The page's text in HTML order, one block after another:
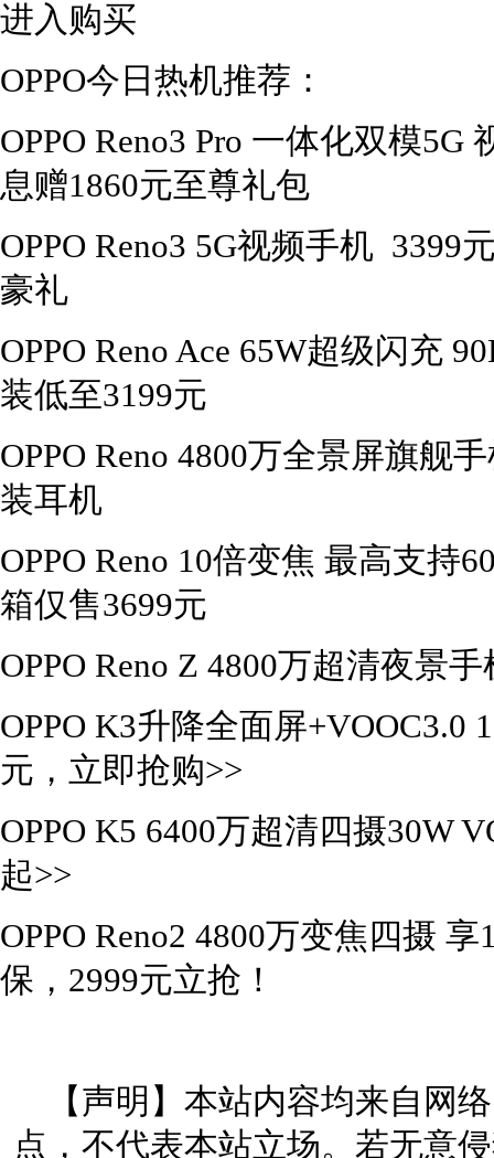
进入购买
OPPO今日热机推荐：
OPPO Reno3 Pro 一体化双模
息赠1860元至尊礼包
OPPO Reno3 5G视频手机 3399
豪礼
OPPO Reno Ace 65W超级闪充
装低至3199元
OPPO Reno 4800万全景屏旗舰
装耳机
OPPO Reno 10倍变焦 最高支持
箱仅售3699元
OPPO Reno Z 4800万超清夜景
OPPO K3升降全面屏+VOOC3.0
元，立即抢购>>
OPPO K5 6400万超清四摄30W
起>>
OPPO Reno2 4800万变焦四摄
保，2999元立抢！
【声明】本站内容均来自网
点，不代表本站立场。若无意